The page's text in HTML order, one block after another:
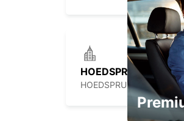
HOEDSPRUIT
HOEDSPRUIT - SOUTH